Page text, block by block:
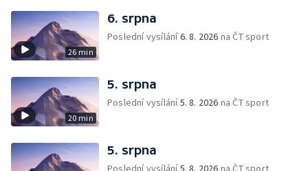
26 min
6. srpna
Poslední vysílání6. 8. 2026 na ČT sport
20 min
5. srpna
Poslední vysílání5. 8. 2026 na ČT sport
5. srpna
Poslední vysílání5. 8. 2026 na ČT sport